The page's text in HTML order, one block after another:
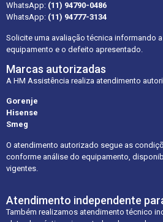
WhatsApp: (11) 94790-0486
WhatsApp: (11) 94777-3134
Solicite uma avaliação técnica informando
equipamento e o defeito apresentado.
Marcas autorizadas
A HM Assistência realiza atendimento
Gorenje
Hisense
Smeg
O atendimento autorizado segue as
conforme análise do equipamento,
vigentes.
Atendimento independente
Também realizamos atendimento técnico